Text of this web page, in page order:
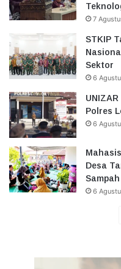
7
STKIP
Sektor
6
Polres
6
Desa
6